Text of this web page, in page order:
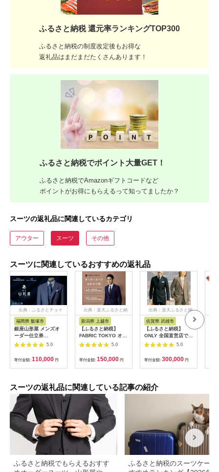
ふるさと納税 還元率ランキングTOP300
ふるさと納税の制度改定後もお得な
返礼品はまだまだたくさんあります！
ふるさと納税でポイント大量GET！
ふるさと納税でAmazonギフトコードなど
ポイントがお得にもらえるって知ってましたか？
スーツの返礼品に関連しているカテゴリ
アウター スーツ その他
スーツに関連しているおすすめの返礼品
出典：ふるさとチョイ
福岡県 飯塚市
銀座山形屋 メンズオ
ーダー仕立券
（30,000円分）【J1-
5.0
寄付金額: 110,000 円
出典：楽天ふるさと納
新潟県 上越市
【ふるさと納税】
FABRIC TOKYO オー
ダースーツ セットア
ップ お仕立て券 ファ
ブリック東京 ファブ
リックトーキョー オ
ーダーメイド ギフ
確認後、10日以内に
発送いたします。(土/
日/祝祭日/年末年始な
ど除く)
5.0
寄付金額: 150,000 円
出典：楽天ふるさと納
佐賀県 武雄市
【ふるさと納税】
ONLY 全国直営店で使
える オンリー オーダ
ースーツ 仕立て 補助
券（90,000円相当/有
効期限6ヶ月）テーラ
ーメイドオーダー
ーダースーツ メンズ
レディース チケット
5.0
寄付金額: 300,000 円
スーツの返礼品に関連している記事の紹介
ふるさと納税でもらえるおすす
ふるさと納税のスーツケース